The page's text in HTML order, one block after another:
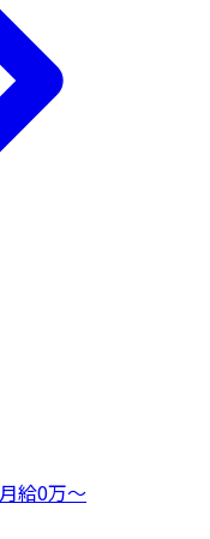
月給0万〜